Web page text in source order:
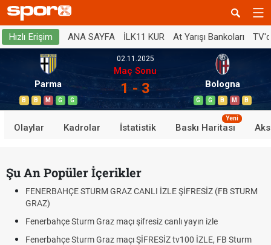
Hızlı Erişim ANA SAYFA İLK11 KUR At Yarışı Bankoları
Parma
B B M G G
02.11.2025
Maç Sonu
1 - 3 Bologna
G G B M B
Olaylar Kadrolar İstatistik Baskı Haritası
Yeni
Şu An Popüler İçerikler
FENERBAHÇE STURM GRAZ CANLI İZLE ŞİFRESİZ (FB STURM
GRAZ)
Fenerbahçe Sturm Graz maçı şifresiz canlı yayın izle
Fenerbahçe Sturm Graz maçı ŞİFRESİZ tv100 İZLE, FB Sturm